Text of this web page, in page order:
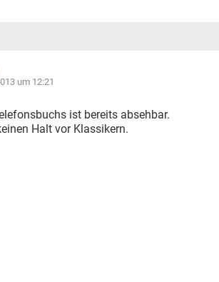
um 12:21
ist bereits absehbar.
Halt vor Klassikern.